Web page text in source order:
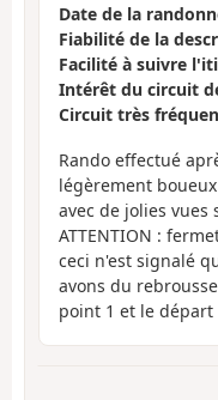
Date de la
Fiabilité de la
Facilité à suivre
Intérêt du circuit
Circuit très
Rando effectué
légèrement
avec de jolies vues
ATTENTION :
ceci n'est signalé
avons du
point 1 et le départ